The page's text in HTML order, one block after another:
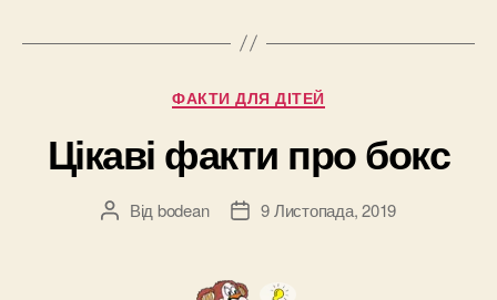
Категорії
ФАКТИ ДЛЯ ДІТЕЙ
Цікаві факти про бокс
Автор
Від bodean
Дата9 Листопада, 2019